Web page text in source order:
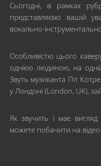
Сьогодні, в рамках
представляємо вашій
вокально-
Особливістю цього
однією людиною, на
Звуть музиканта Піт
у Лондоні (London, UK),
Як звучить і має
можете побачити на